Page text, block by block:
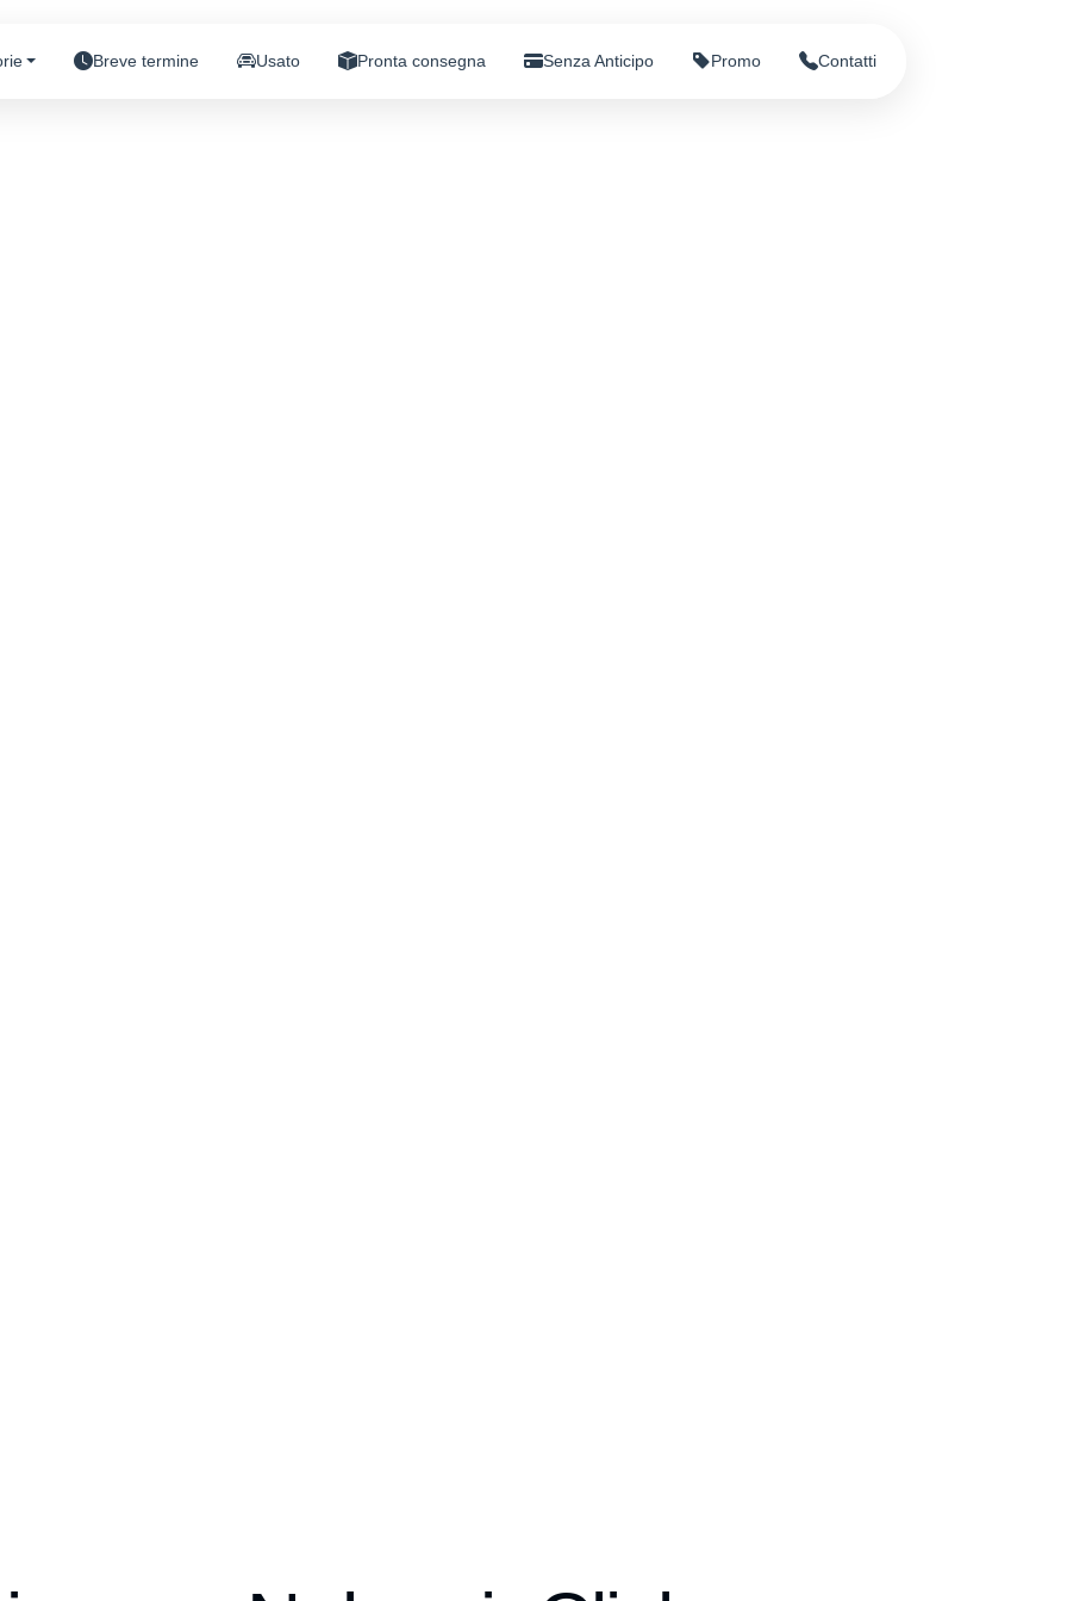
Breve termine Usato Pronta consegna Senza Anticipo Promo Contatti